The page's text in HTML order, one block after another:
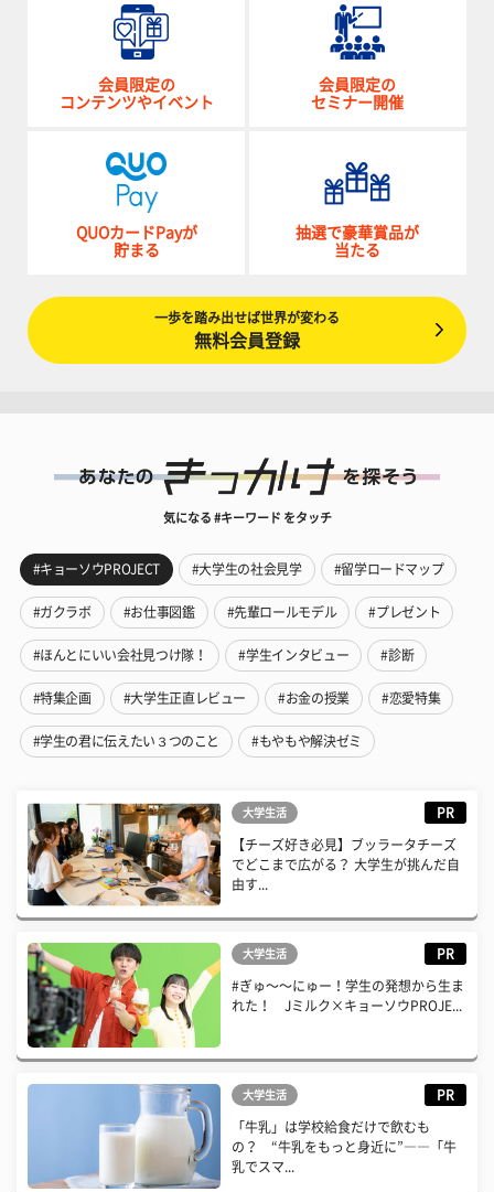
会員限定の
コンテンツやイベント
会員限定の
セミナー開催
QUOカードPayが
貯まる
抽選で豪華賞品が
当たる
一歩を踏み出せば世界が変わる
無料会員登録
気になる #キーワード をタッチ
#キョーソウPROJECT #大学生の社会見学 #留学ロードマップ
#ガクラボ #お仕事図鑑 #先輩ロールモデル #プレゼント
#ほんとにいい会社見つけ隊！ #学生インタビュー #診断
#特集企画 #大学生正直レビュー #お金の授業 #恋愛特集
#学生の君に伝えたい３つのこと #もやもや解決ゼミ
大学生活 PR
【チーズ好き必見】ブッラータチーズ
でどこまで広がる？ 大学生が挑んだ自
由す...
大学生活 PR
#ぎゅ〜〜にゅー！学生の発想から生ま
れた！ Jミルク×キョーソウPROJE...
大学生活 PR
「牛乳」は学校給食だけで飲むも
の？ “牛乳をもっと身近に”――「牛
乳でスマ...